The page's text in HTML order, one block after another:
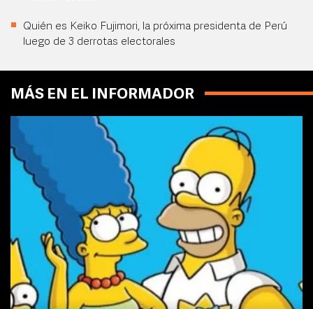
Quién es Keiko Fujimori, la próxima presidenta de Perú
luego de 3 derrotas electorales
MÁS EN EL INFORMADOR